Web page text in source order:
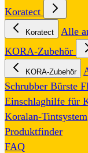
Koratect
Koratect Alle
KORA-Zubehör
KORA-Zubehör
Schrubber Bürste
Einschlaghilfe für
Koralan-Tintsystem
Produktfinder
FAQ